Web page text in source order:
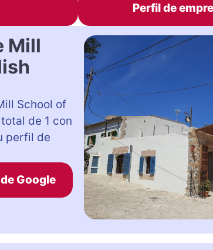
Perfil de
Mill
School of
de 1 con
perfil de
Google